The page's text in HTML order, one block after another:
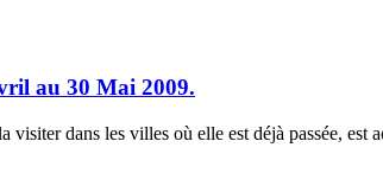
au 30 Mai 2009.
dans les villes où elle est déjà passée, est